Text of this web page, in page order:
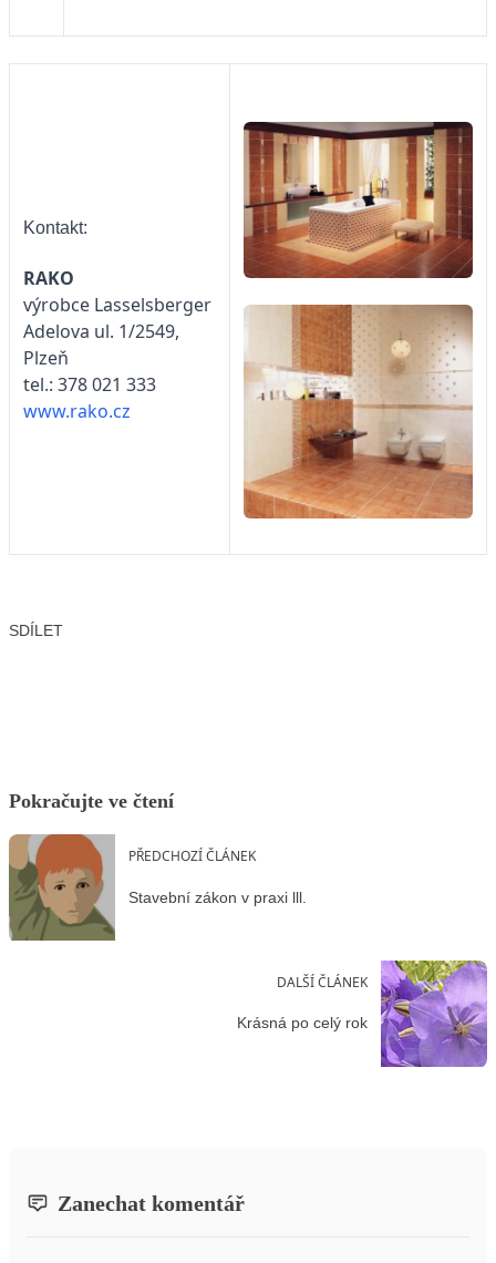
Kontakt:
RAKO
výrobce Lasselsberger
Adelova ul. 1/2549,
Plzeň
tel.: 378 021 333
www.rako.cz
SDÍLET
Pokračujte ve čtení
PŘEDCHOZÍ ČLÁNEK
Stavební zákon v praxi lll.
DALŠÍ ČLÁNEK
Krásná po celý rok
Zanechat komentář